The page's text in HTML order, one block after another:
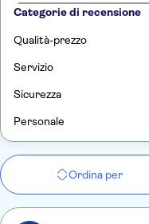
Categorie di recensione
Qualità-prezzo
Servizio
Sicurezza
Personale
Ordina per